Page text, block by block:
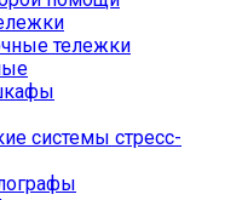
тележки
системы стресс-